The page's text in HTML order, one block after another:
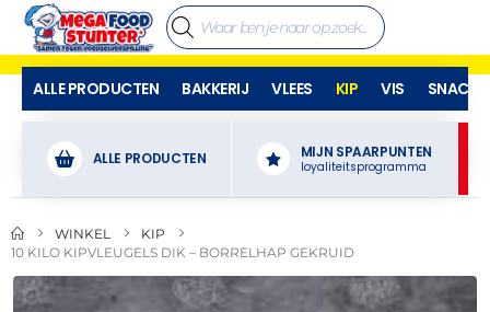
ALLE PRODUCTEN BAKKERIJ VLEES KIP VIS SNACKS
ALLE PRODUCTEN MIJN SPAARPUNTEN
loyaliteitsprogramma
WINKEL
KIP
10 KILO KIPVLEUGELS DIK – BORRELHAP GEKRUID